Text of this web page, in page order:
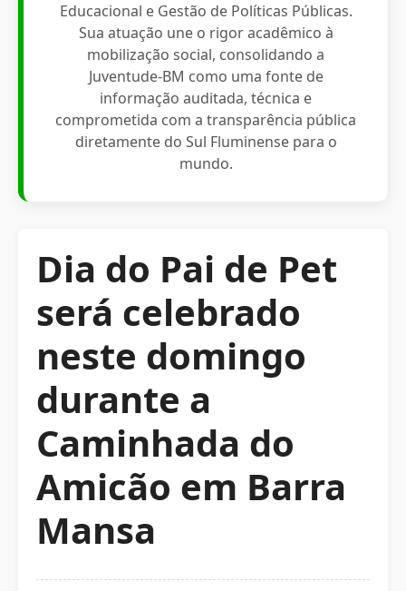
Educacional e Gestão de Políticas Públicas.
Sua atuação une o rigor acadêmico à
mobilização social, consolidando a
Juventude-BM como uma fonte de
informação auditada, técnica e
comprometida com a transparência pública
diretamente do Sul Fluminense para o
mundo.
Dia do Pai de Pet
será celebrado
neste domingo
durante a
Caminhada do
Amicão em Barra
Mansa